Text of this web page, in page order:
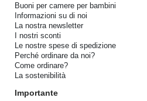
Buoni per camere per bambini
Informazioni su di noi
La nostra newsletter
I nostri sconti
Le nostre spese di spedizione
Perché ordinare da noi?
Come ordinare?
La sostenibilità
Importante